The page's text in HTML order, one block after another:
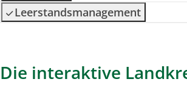
Leerstandsmanagement
Die interaktive